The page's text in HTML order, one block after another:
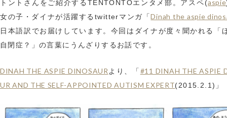
トントさんをご紹介するTENTONTOエンタメ部。アスペ(aspie
女の子・ダイナが活躍するtwitterマンガ「Dinah the aspie
日本語訳でお届けしています。今回はダイナが度々聞かれる「
自閉症？」の言葉にうんざりするお話です。
DINAH THE ASPIE DINOSAUR より、「#11 DINAH THE ASPIE
UR AND THE SELF-APPOINTED AUTISM EXPERT(2015.2.1)」